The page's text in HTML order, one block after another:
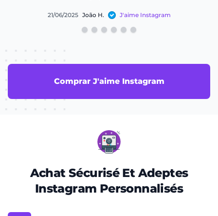
21/06/2025 João H. J'aime Instagram
Comprar J'aime Instagram
Achat Sécurisé Et Adeptes
Instagram Personnalisés